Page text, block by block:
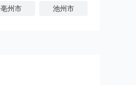
亳州市 池州市